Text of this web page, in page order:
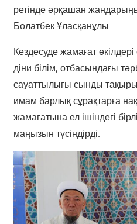
ретінде әрқашан
Болатбек Ұласқанұлы.
Кездесуде жамағат
діни білім, отбасындағы
сауаттылығы сынды
имам барлық сұрақтарға
жамағатына ел ішіндегі
маңызын түсіндірді.